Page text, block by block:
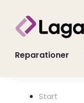
innehåll
Reparationer
Start